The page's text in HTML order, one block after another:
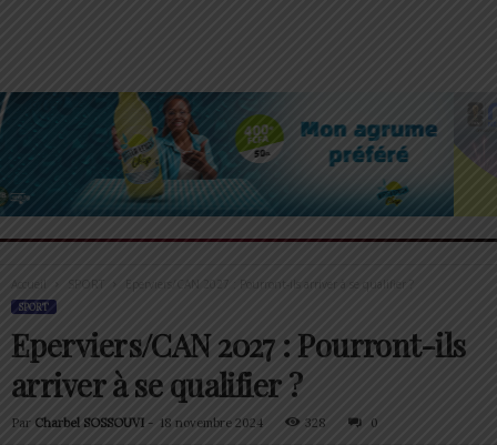
Accueil Eperviers/CAN 2027 : Pourront-ils arriver à se qualifier ?
SPORT
Eperviers/CAN 2027 : Pourront-ils
arriver à se qualifier ?
Par Charbel SOSSOUVI - 18 novembre 2024 328 0